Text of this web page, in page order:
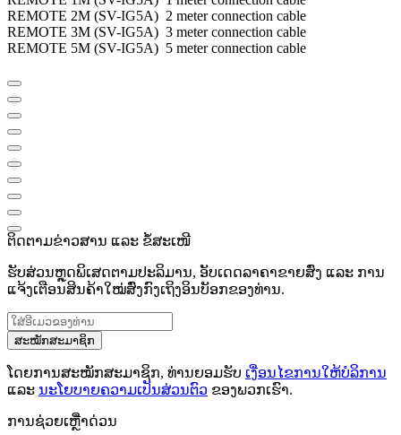
REMOTE 2M (SV-IG5A) 2 meter connection cable
REMOTE 3M (SV-IG5A) 3 meter connection cable
REMOTE 5M (SV-IG5A) 5 meter connection cable
ຕິດຕາມຂ່າວສານ ແລະ ຂໍ້ສະເໜີ
ຮັບສ່ວນຫຼຸດພິເສດຕາມປະລິມານ, ອັບເດດລາຄາຂາຍສົ່ງ ແລະ ການ
ແຈ້ງເຕືອນສິນຄ້າໃໝ່ສົ່ງກົງເຖິງອິນບັອກຂອງທ່ານ.
ສະໝັກສະມາຊິກ
ໂດຍການສະໝັກສະມາຊິກ, ທ່ານຍອມຮັບ ເງື່ອນໄຂການໃຫ້ບໍລິການ
ແລະ ນະໂຍບາຍຄວາມເປັນສ່ວນຕົວ ຂອງພວກເຮົາ.
ການຊ່ວຍເຫຼືໍາດ່ວນ